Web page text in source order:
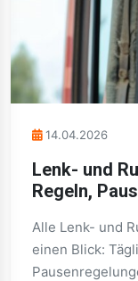
14.04.2026
Lenk- und
Regeln,
Alle Lenk- und
einen Blick: